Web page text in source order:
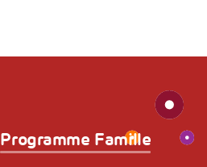
Programme Famille